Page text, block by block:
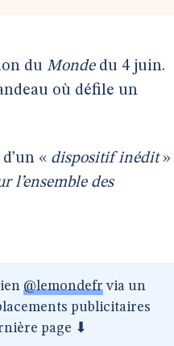
du Mondedu 4 juin.
où défile un
« dispositif inédit»
l’ensemble des
@lemondefrvia un
publicitaires
page ⬇